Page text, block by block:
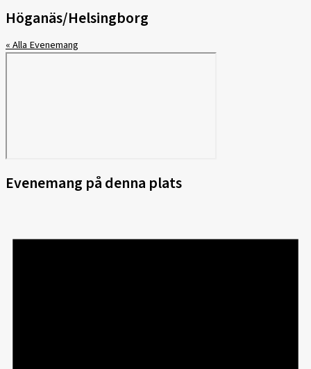
Höganäs/Helsingborg
« Alla Evenemang
Evenemang på denna plats